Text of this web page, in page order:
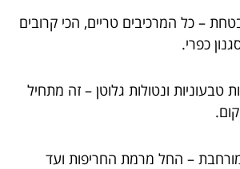
– כל המרכיבים טריים, הכי קרובים
כפרי.
טבעוניות ונטולות גלוטן – זה מתחיל
– החל מרמת החריפות ועד